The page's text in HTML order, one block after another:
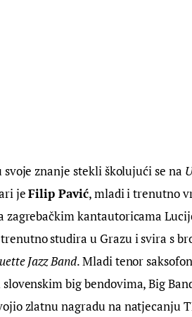
svoje znanje stekli školujući se na
je Filip Pavić, mladi i trenutno
zagrebačkim kantautoricama
studira u Grazu i svira s
Jazz Band. Mladi tenor
big bendovima, Big
zlatnu nagradu na natjecanju